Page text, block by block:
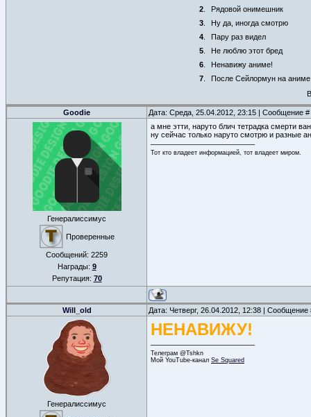
2
Рядовой онимешник
3
Ну да, иногда смотрю
4
Пару раз видел
5
Не люблю этот бред
6
Ненавижу аниме!
7
После Сейлормун на аниме
Goodie Дата: Среда, 25.04.2012, 23:15 | Сообщение #
Генералиссимус
Проверенные
Сообщений: 2259
Награды: 9
Репутация: 70
а мне этти, наруто блич тетрадка смерти
ну сейчас только наруто смотрю и разные
Тот кто владеет информацией, тот владеет миром.
Will_old Дата: Четверг, 26.04.2012, 12:38 |
Генералиссимус
НЕНАВИЖУ!
Телеграм @Tshkn
Мой YouTube-канал Se Squared